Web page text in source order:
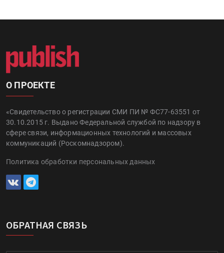
О ПРОЕКТЕ
«Свидетельство о регистрации СМИ ПИ № ФС77-63551 от
30.10.2015 г. Выдано Федеральной службой по надзору в
сфере связи, информационных технологий и массовых
коммуникаций (Роскомнадзором).
Политика обработки персональных данных
ОБРАТНАЯ СВЯЗЬ